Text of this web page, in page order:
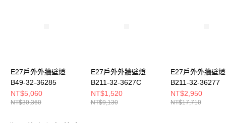
E27戶外外牆壁燈
B49-32-36285
NT$5,060
NT$30,360
E27戶外外牆壁燈
B211-32-3627C
NT$1,520
NT$9,130
E27戶外外牆壁燈
B211-32-36277
NT$2,950
NT$17,710